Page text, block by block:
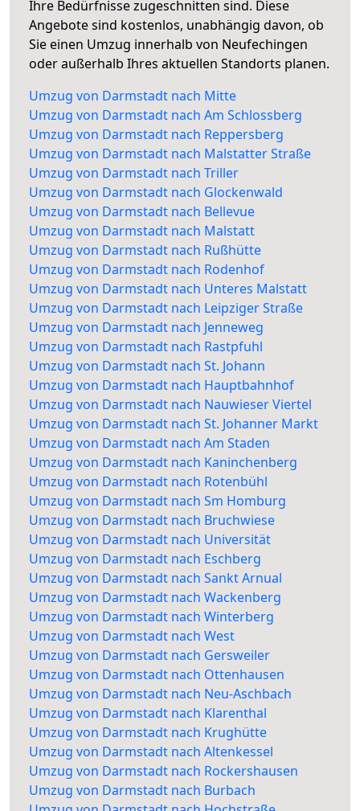
Ihre Bedürfnisse zugeschnitten sind. Diese
Angebote sind kostenlos, unabhängig davon, ob
Sie einen Umzug innerhalb von Neufechingen
oder außerhalb Ihres aktuellen Standorts planen.
Umzug von Darmstadt nach Mitte
Umzug von Darmstadt nach Am Schlossberg
Umzug von Darmstadt nach Reppersberg
Umzug von Darmstadt nach Malstatter Straße
Umzug von Darmstadt nach Triller
Umzug von Darmstadt nach Glockenwald
Umzug von Darmstadt nach Bellevue
Umzug von Darmstadt nach Malstatt
Umzug von Darmstadt nach Rußhütte
Umzug von Darmstadt nach Rodenhof
Umzug von Darmstadt nach Unteres Malstatt
Umzug von Darmstadt nach Leipziger Straße
Umzug von Darmstadt nach Jenneweg
Umzug von Darmstadt nach Rastpfuhl
Umzug von Darmstadt nach St. Johann
Umzug von Darmstadt nach Hauptbahnhof
Umzug von Darmstadt nach Nauwieser Viertel
Umzug von Darmstadt nach St. Johanner Markt
Umzug von Darmstadt nach Am Staden
Umzug von Darmstadt nach Kaninchenberg
Umzug von Darmstadt nach Rotenbühl
Umzug von Darmstadt nach Sm Homburg
Umzug von Darmstadt nach Bruchwiese
Umzug von Darmstadt nach Universität
Umzug von Darmstadt nach Eschberg
Umzug von Darmstadt nach Sankt Arnual
Umzug von Darmstadt nach Wackenberg
Umzug von Darmstadt nach Winterberg
Umzug von Darmstadt nach West
Umzug von Darmstadt nach Gersweiler
Umzug von Darmstadt nach Ottenhausen
Umzug von Darmstadt nach Neu-Aschbach
Umzug von Darmstadt nach Klarenthal
Umzug von Darmstadt nach Krughütte
Umzug von Darmstadt nach Altenkessel
Umzug von Darmstadt nach Rockershausen
Umzug von Darmstadt nach Burbach